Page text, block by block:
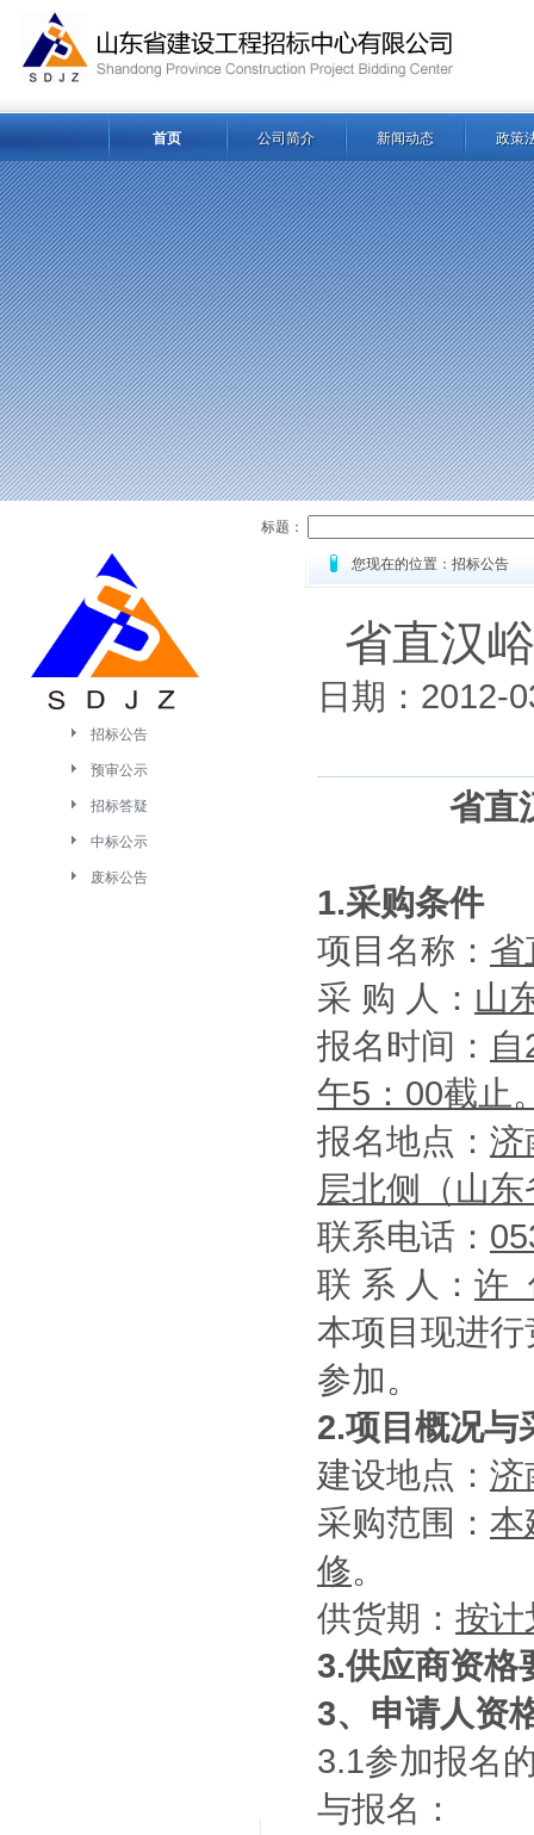
首页 公司简介 新闻动态 政策
标题：
招标公告
预审公示
招标答疑
中标公示
废标公告
您现在的位置：招标公告
省直汉
日期：2012-
省直
1.采购条件
项目名称： 省
采 购 人： 山
报名时间：
午5：00截止
报名地点： 济
层北侧（山
联系电话：
联 系 人： 许
本项目现进
参加。
2.项目概况与
建设地点： 济
采购范围： 本
修。
供货期： 按计
3.供应商资格
3、申请人资
3.1参加报名
与报名：